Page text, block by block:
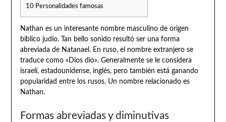
10Personalidades famosas
Nathan es un interesante nombre masculino de origen
bíblico judío. Tan bello sonido resultó ser una forma
abreviada de Natanael. En ruso, el nombre extranjero se
traduce como «Dios dio». Generalmente se le considera
israelí, estadounidense, inglés, pero también está ganando
popularidad entre los rusos. Un nombre relacionado es
Nathan.
Formas abreviadas y diminutivas